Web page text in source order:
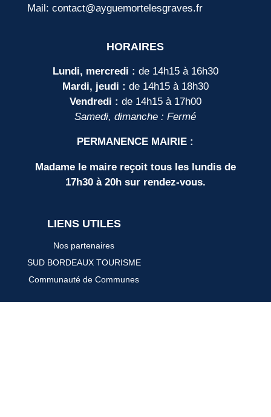
Mail: contact@ayguemortelesgraves.fr
HORAIRES
Lundi, mercredi : de 14h15 à 16h30
Mardi, jeudi : de 14h15 à 18h30
Vendredi : de 14h15 à 17h00
Samedi, dimanche : Fermé
PERMANENCE MAIRIE :
Madame le maire reçoit tous les lundis de
17h30 à 20h sur rendez-vous.
LIENS UTILES
Nos partenaires
SUD BORDEAUX TOURISME
Communauté de Communes